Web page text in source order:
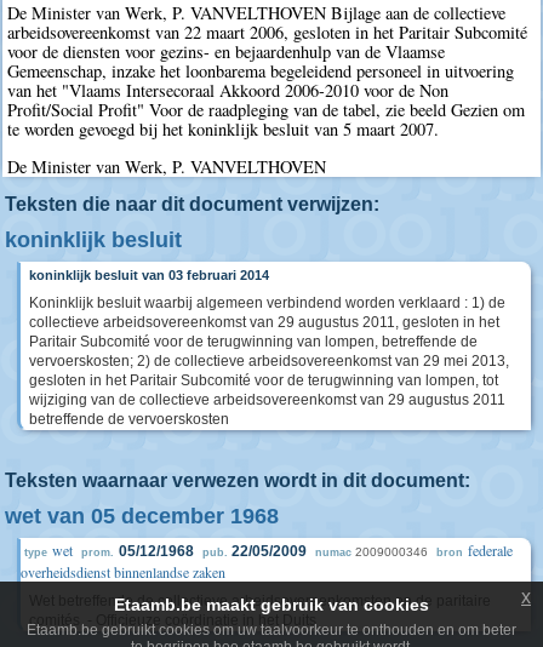
De Minister van Werk, P. VANVELTHOVEN Bijlage aan de collectieve
arbeidsovereenkomst van 22 maart 2006, gesloten in het Paritair Subcomité
voor de diensten voor gezins- en bejaardenhulp van de Vlaamse
Gemeenschap, inzake het loonbarema begeleidend personeel in uitvoering
van het "Vlaams Intersecoraal Akkoord 2006-2010 voor de Non
Profit/Social Profit" Voor de raadpleging van de tabel, zie beeld Gezien om
te worden gevoegd bij het koninklijk besluit van 5 maart 2007.
De Minister van Werk, P. VANVELTHOVEN
Teksten die naar dit document verwijzen:
koninklijk besluit
koninklijk besluit van 03 februari 2014
Koninklijk besluit waarbij algemeen verbindend worden verklaard : 1) de
collectieve arbeidsovereenkomst van 29 augustus 2011, gesloten in het
Paritair Subcomité voor de terugwinning van lompen, betreffende de
vervoerskosten; 2) de collectieve arbeidsovereenkomst van 29 mei 2013,
gesloten in het Paritair Subcomité voor de terugwinning van lompen, tot
wijziging van de collectieve arbeidsovereenkomst van 29 augustus 2011
betreffende de vervoerskosten
Teksten waarnaar verwezen wordt in dit document:
wet van 05 december 1968
type wet prom. 05/12/1968 pub. 22/05/2009 numac 2009000346 bron federale
overheidsdienst binnenlandse zaken
Wet betreffende de collectieve arbeidsovereenkomsten en de paritaire
comités. - Officieuze coördinatie in het Duits
Etaamb.be maakt gebruik van cookies
Etaamb.be gebruikt cookies om uw taalvoorkeur te onthouden en om beter
x